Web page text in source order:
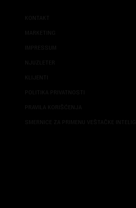
KONTAKT
MARKETING
IMPRESSUM
NJUZLETER
KLIJENTI
POLITIKA PRIVATNOSTI
PRAVILA KORIŠĆENJA
SMERNICE ZA PRIMENU VEŠTAČKE